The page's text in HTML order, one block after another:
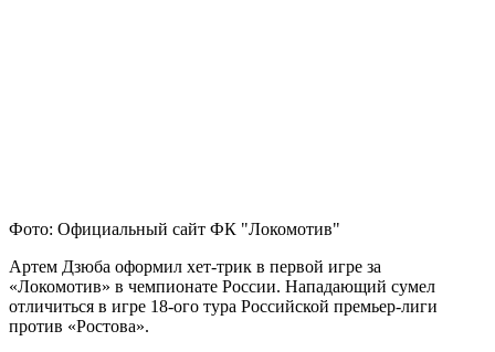
Фото: Официальный сайт ФК "Локомотив"
Артем Дзюба оформил хет-трик в первой игре за
«Локомотив» в чемпионате России. Нападающий сумел
отличиться в игре 18-ого тура Российской премьер-лиги
против «Ростова».